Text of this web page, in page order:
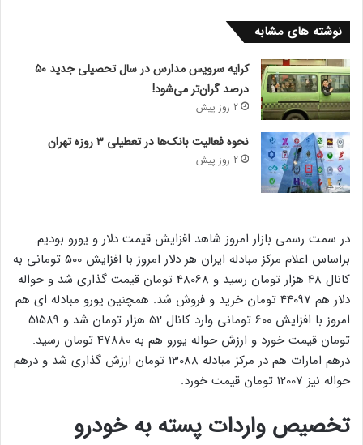
نوشته های مشابه
کرایه سرویس مدارس در سال تحصیلی جدید ۵۰
درصد گران‌تر می‌شود!
2 روز پیش
نحوه فعالیت بانک‌ها در تعطیلی ۳ روزه تهران
2 روز پیش
در سمت رسمی بازار امروز شاهد افزایش قیمت دلار و یورو بودیم.
براساس اعلام مرکز مبادله ایران هر دلار امروز با افزایش 500 تومانی به
کانال 48 هزار تومان رسید و 48068 تومان قیمت گذاری شد و حواله
دلار هم 44097 تومان خرید و فروش شد. همچنین یورو مبادله ای هم
امروز با افزایش 600 تومانی وارد کانال 52 هزار تومان شد و 51589
تومان قیمت خورد و ارزش حواله یورو هم به 47880 تومان رسید.
درهم امارات هم در مرکز مبادله 13088 تومان ارزش گذاری شد و درهم
حواله نیز 12007 تومان قیمت خورد.
تخصیص واردات پسته به خودرو